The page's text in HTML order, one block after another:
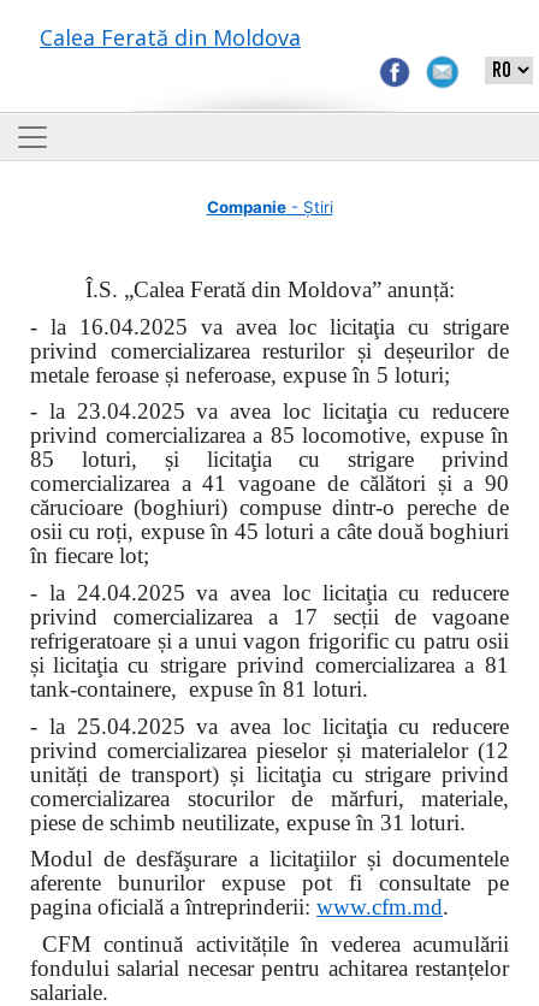
Calea Ferată din Moldova
Companie- Știri
Î.S. „Calea Ferată din Moldova” anunță:
- la 16.04.2025 va avea loc licitaţia cu strigare
privind comercializarea resturilor și deșeurilor de
metale feroase și neferoase, expuse în 5 loturi;
- la 23.04.2025 va avea loc licitaţia cu reducere
privind comercializarea a 85 locomotive, expuse în
85 loturi, și licitaţia cu strigare privind
comercializarea a 41 vagoane de călători și a 90
cărucioare (boghiuri) compuse dintr-o pereche de
osii cu roți, expuse în 45 loturi a câte două boghiuri
în fiecare lot;
- la 24.04.2025 va avea loc licitaţia cu reducere
privind comercializarea a 17 secții de vagoane
refrigeratoare și a unui vagon frigorific cu patru osii
și licitaţia cu strigare privind comercializarea a 81
tank-containere, expuse în 81 loturi.
- la 25.04.2025 va avea loc licitaţia cu reducere
privind comercializarea pieselor și materialelor (12
unități de transport) și licitaţia cu strigare privind
comercializarea stocurilor de mărfuri, materiale,
piese de schimb neutilizate, expuse în 31 loturi.
Modul de desfăşurare a licitaţiilor și documentele
aferente bunurilor expuse pot fi consultate pe
pagina oficială a întreprinderii: www.cfm.md.
CFM continuă activitățile în vederea acumulării
fondului salarial necesar pentru achitarea restanțelor
salariale.